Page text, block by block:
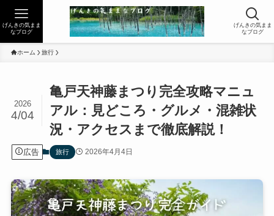
げんきの気まま
なブログ
げんきの気まま
なブログ
ホーム 旅行
亀戸天神藤まつり完全攻略マニュ
アル：見どころ・グルメ・混雑状
況・アクセスまで徹底解説！
2026
4/04
広告 旅行 2026年4月4日